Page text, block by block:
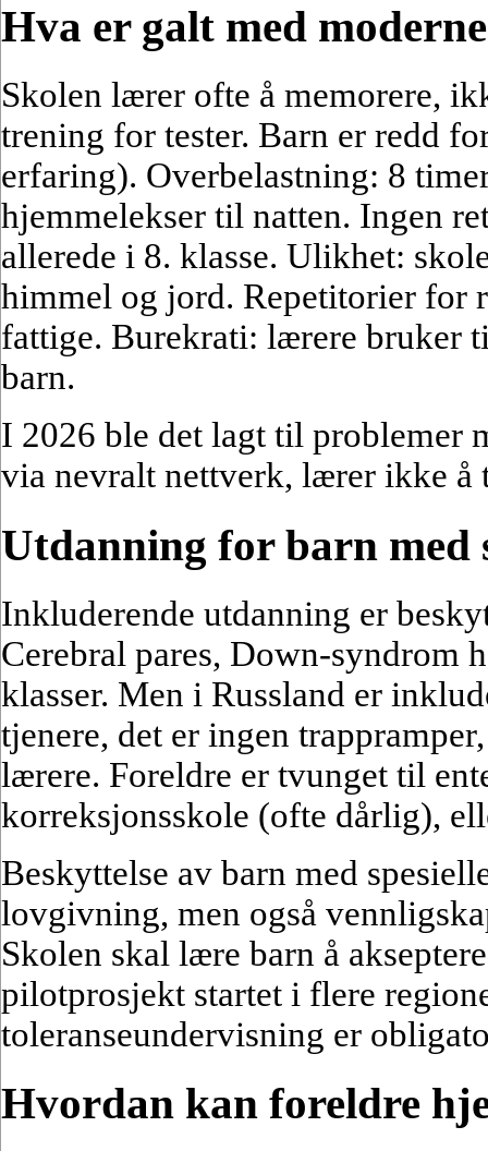
Hva er galt med
Skolen lærer ofte å memorere,
trening for tester. Barn er redd
erfaring). Overbelastning: 8
hjemmelekser til natten. Ingen
allerede i 8. klasse. Ulikhet:
himmel og jord. Repetitorier for
fattige. Burekrati: lærere bruker
barn.
I 2026 ble det lagt til problemer
via nevralt nettverk, lærer ikke å
Utdanning for barn med
Inkluderende utdanning er
Cerebral pares, Down-syndrom
klasser. Men i Russland er
tjenere, det er ingen
lærere. Foreldre er tvunget til
korreksjonsskole (ofte dårlig),
Beskyttelse av barn med
lovgivning, men også
Skolen skal lære barn å
pilotprosjekt startet i flere
toleranseundervisning er
Hvordan kan foreldre